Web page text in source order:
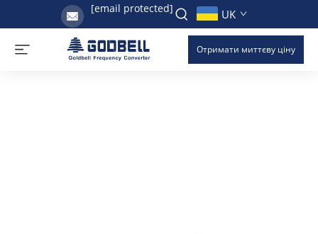
[email protected] UK
Отримати миттєву ціну